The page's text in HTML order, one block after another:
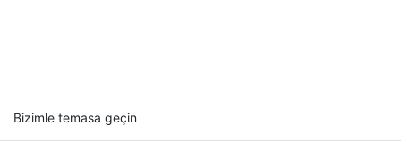
Bizimle temasa geçin